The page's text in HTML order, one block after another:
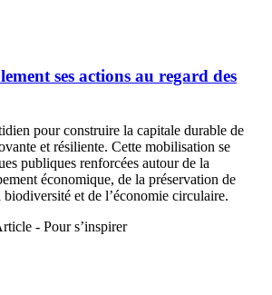
ses actions au regard des
pour construire la capitale durable de
et résiliente. Cette mobilisation se
publiques renforcées autour de la
économique, de la préservation de
et de l’économie circulaire.
- Pour s’inspirer